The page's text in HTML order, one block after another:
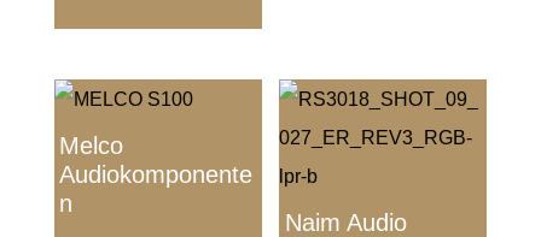
Melco
Audiokomponente
n
Naim Audio